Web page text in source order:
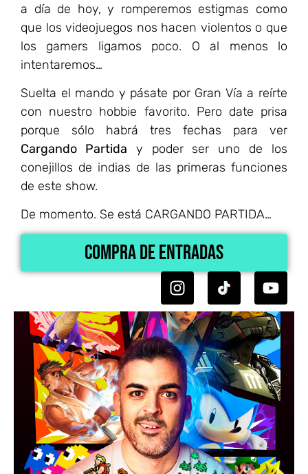
a día de hoy, y romperemos estigmas como
que los videojuegos nos hacen violentos o que
los gamers ligamos poco. O al menos lo
intentaremos…
Suelta el mando y pásate por Gran Vía a reírte
con nuestro hobbie favorito. Pero date prisa
porque sólo habrá tres fechas para ver
Cargando Partida y poder ser uno de los
conejillos de indias de las primeras funciones
de este show.
De momento. Se está CARGANDO PARTIDA…
Compra de Entradas